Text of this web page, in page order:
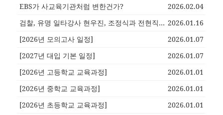
EBS가 사교육기관처럼 변한건가?
2026.02.04
검찰, 유명 일타강사 현우진, 조정식과 전현직 교사 46명 무더기 기소 2026.01.16
[2026년 모의고사 일정]
2026.01.07
[2027년 대입 기본 일정]
2026.01.07
[2026년 고등학교 교육과정]
2026.01.01
[2026년 중학교 교육과정]
2026.01.01
[2026년 초등학교 교육과정]
2026.01.01